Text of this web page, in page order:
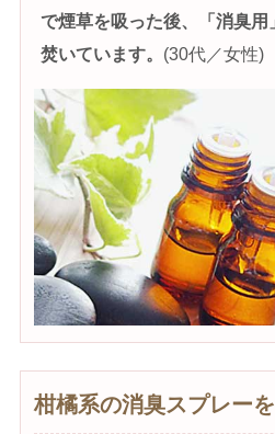
で煙草を吸った後、「消臭
焚いています。 (30代／女性)
柑橘系の消臭スプレー